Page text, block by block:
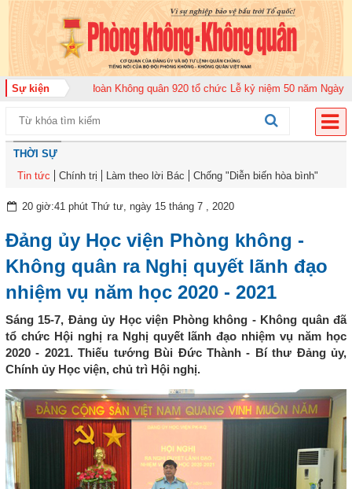
Sự kiệnTrung đoàn Không quân 920 tổ chức Lễ kỷ niệm 50 năm Ngày
THỜI SỰ
Tin tức
Chính trị Làm theo lời Bác Chống "Diễn biến hòa bình"
20 giờ:41 phút Thứ tư, ngày 15 tháng 7 , 2020
Đảng ủy Học viện Phòng không -
Không quân ra Nghị quyết lãnh đạo
nhiệm vụ năm học 2020 - 2021
Sáng 15-7, Đảng ủy Học viện Phòng không - Không quân đã
tổ chức Hội nghị ra Nghị quyết lãnh đạo nhiệm vụ năm học
2020 - 2021. Thiếu tướng Bùi Đức Thành - Bí thư Đảng ủy,
Chính ủy Học viện, chủ trì Hội nghị.